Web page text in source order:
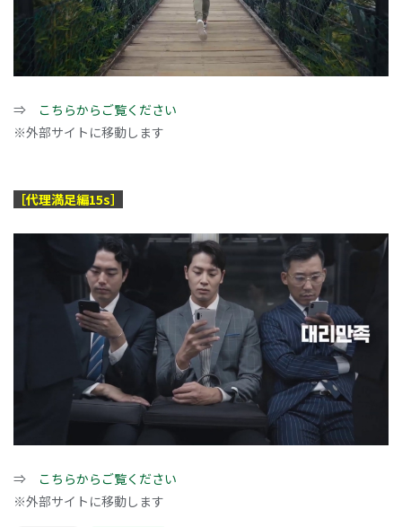
⇒ こちらからご覧ください
※外部サイトに移動します
［代理満足編15s］
⇒ こちらからご覧ください
※外部サイトに移動します